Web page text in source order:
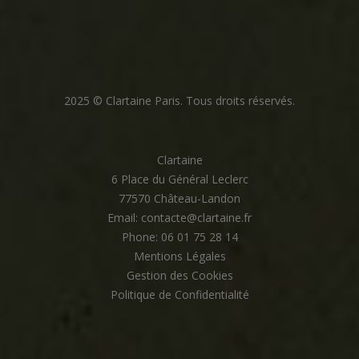
2025 © Clartaine Paris. Tous droits réservés.
Clartaine
6 Place du Général Leclerc
77570 Château-Landon
Email: contacte@clartaine.fr
Phone: 06 01 75 28 14
Mentions Légales
Gestion des Cookies
Politique de Confidentialité